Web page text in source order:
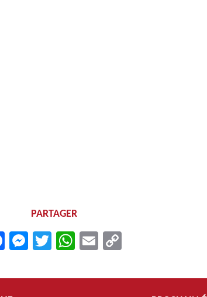
PARTAGER
Facebook
Messenger
TwitterWhatsApp
Email